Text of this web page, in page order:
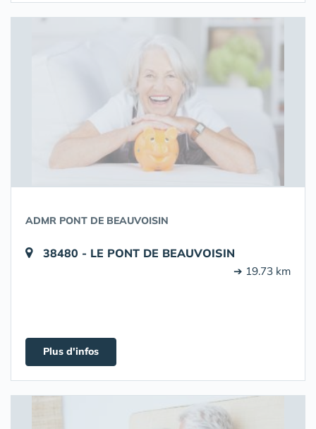
ADMR PONT DE BEAUVOISIN
38480 - LE PONT DE BEAUVOISIN
➔ 19.73 km
Plus d'infos